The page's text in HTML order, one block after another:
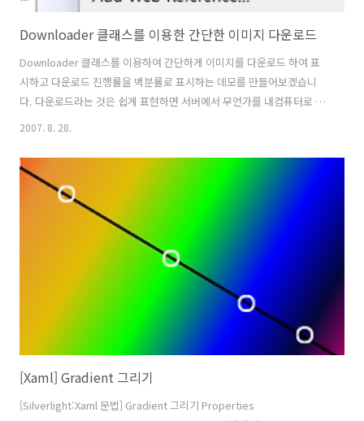
Downloader 클래스를 이용한 간단한 이미지 다운로드
Downloader 클래스를 이용하여 간단하게 이미지를 다운로드 하여 표
시하고 다운로드 진행률을 백분률로 표시하는 데모를 만들어보겠습니
다. 다운로드라는 것은 쉽게 표현하면 서버에서 무언가를 내컴퓨터로 가
지고 오는 것을 말합니다. 다운로드 받을수 있는 형태는 동영상, 텍스트,
있습니다. 여기서 스트림(Stream)이란 A지점에서 B점으로 데이터가 흘
러가는 것을 말합니다. 비트흐름이라고도 하는데요... 정확히 말하자면
연속적인 비트의 열 통신선로상에서 일시에 직렬로 연속적으로 전송되
는 데이터의 흐름을 말하는 것입니다. 잘 이해가 안가신다면 계곡의 물이
폭포를 따라 높은곳에서 낮은곳으로 흐르는 물의 흐름이라 생각하시면
2007. 8. 28.
[Xaml] Gradient 그리기
[Silverlight:Xaml 문법] Gradient 그리기 Properties